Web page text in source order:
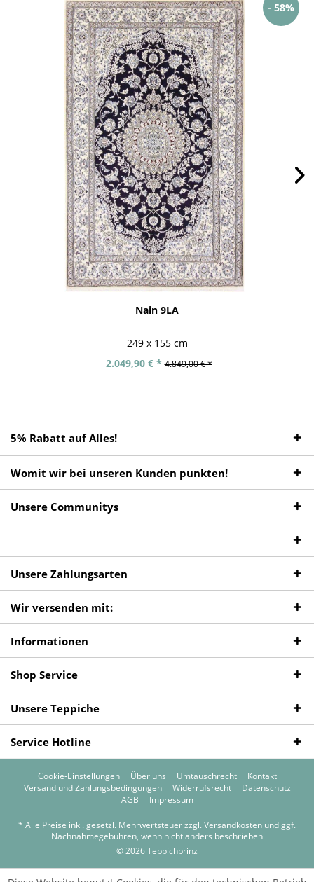
- 58%
Nain 9LA
249 x 155 cm
2.049,90 € * 4.849,00 € *
5% Rabatt auf Alles!
Womit wir bei unseren Kunden punkten!
Unsere Communitys
Unsere Zahlungsarten
Wir versenden mit:
Informationen
Shop Service
Unsere Teppiche
Service Hotline
Cookie-Einstellungen Über uns Umtauschrecht
Kontakt
Versand und Zahlungsbedingungen
Widerrufsrecht
Datenschutz
AGB
Impressum
* Alle Preise inkl. gesetzl. Mehrwertsteuer zzgl. Versandkosten und ggf.
Nachnahmegebühren, wenn nicht anders beschrieben
© 2026 Teppichprinz